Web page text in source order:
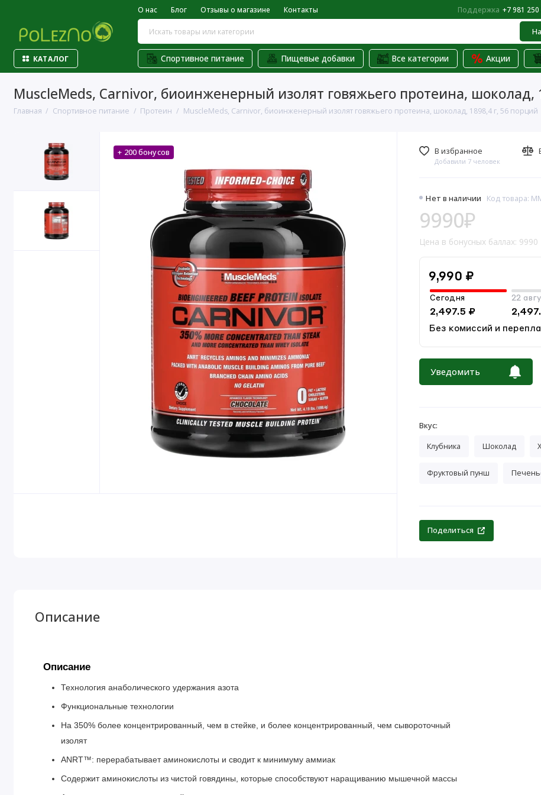
О нас Блог Отзывы о магазине Контакты Поддержка +7 981 250
КАТАЛОГ Спортивное питание Пищевые добавки Все категории Акции
MuscleMeds, Carnivor, биоинженерный изолят говяжьего протеина, шоколад,
Главная Спортивное питание Протеин MuscleMeds, Carnivor, биоинженерный изолят говяжьего протеина, шоколад, 1898,4 г, 56 порций
+ 200 бонусов
Нет в наличии Код товара:
9990₽
Цена в бонусных баллах: 9990
9,990 ₽
Сегодня
2,497.5 ₽
22
Без комиссий и
Уведомить
В избранное
Добавили 7 человек
Вкус:
Клубника
Шоколад
Фруктовый пунш
Поделиться
Описание
Описание
Технология анаболического удержания азота
Функциональные технологии
На 350% более концентрированный, чем в стейке, и более концентрированный, чем сывороточный
изолят
ANRT™: перерабатывает аминокислоты и сводит к минимуму аммиак
Содержит аминокислоты из чистой говядины, которые способствуют наращиванию мышечной массы